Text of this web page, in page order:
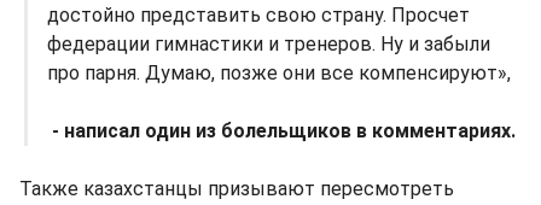
достойно представить свою страну. Просчет
федерации гимнастики и тренеров. Ну и забыли
про парня. Думаю, позже они все компенсируют»,
- написал один из болельщиков в комментариях.
Также казахстанцы призывают пересмотреть